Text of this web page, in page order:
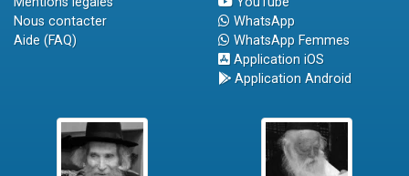
Nous contacter
Aide (FAQ)
WhatsApp
WhatsApp Femmes
Application iOS
Application Android